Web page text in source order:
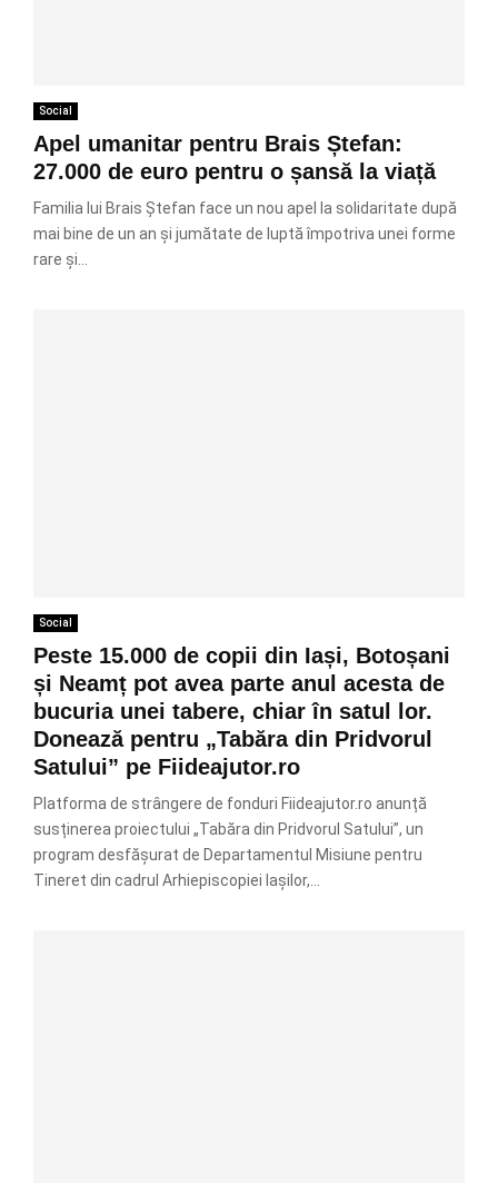
Social
Apel umanitar pentru Brais Ștefan:
27.000 de euro pentru o șansă la viață
Familia lui Brais Ștefan face un nou apel la solidaritate după
mai bine de un an și jumătate de luptă împotriva unei forme
rare și...
Social
Peste 15.000 de copii din Iași, Botoșani
și Neamț pot avea parte anul acesta de
bucuria unei tabere, chiar în satul lor.
Donează pentru „Tabăra din Pridvorul
Satului” pe Fiideajutor.ro
Platforma de strângere de fonduri Fiideajutor.ro anunță
susținerea proiectului „Tabăra din Pridvorul Satului”, un
program desfășurat de Departamentul Misiune pentru
Tineret din cadrul Arhiepiscopiei Iașilor,...